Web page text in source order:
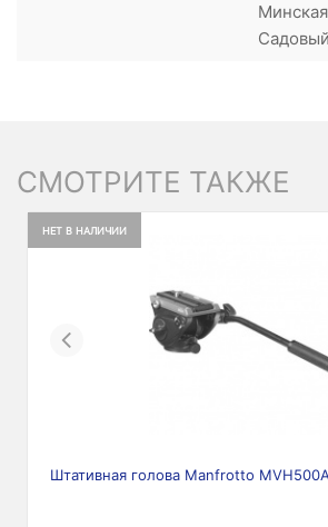
СМОТРИТЕ ТАКЖЕ
НЕТ В НАЛИЧИИ
Previous
Штативная голова Manfrotto